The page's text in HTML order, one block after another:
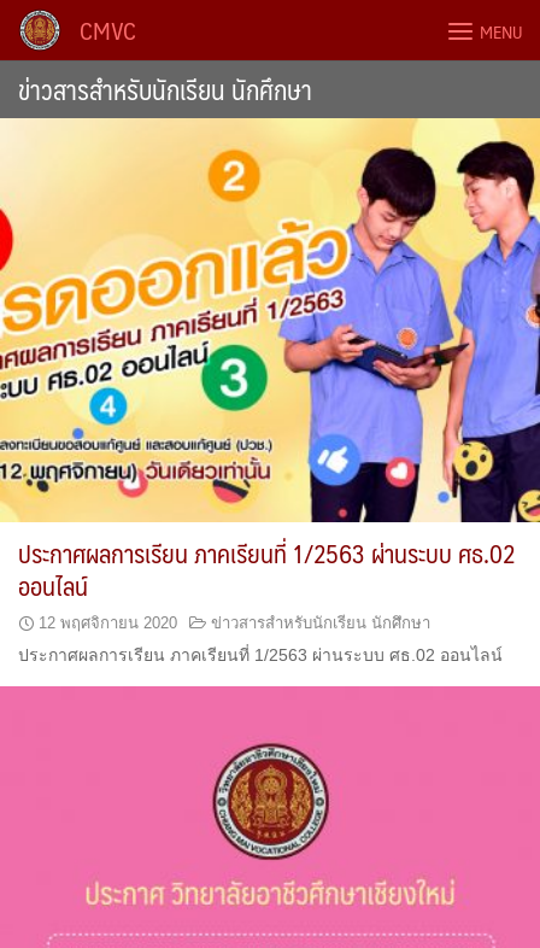
Skip
content
CMVC MENU
ข่าวสารสำหรับนักเรียน นักศึกษา
ประกาศผลการเรียน ภาคเรียนที่ 1/2563 ผ่านระบบ ศธ.02
ออนไลน์
12 พฤศจิกายน 2020 ข่าวสารสำหรับนักเรียน นักศึกษา
ประกาศผลการเรียน ภาคเรียนที่ 1/2563 ผ่านระบบ ศธ.02 ออนไลน์